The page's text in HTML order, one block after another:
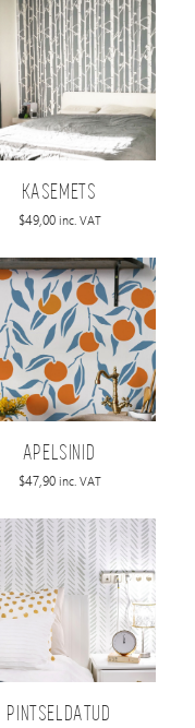
KASEMETS
$49,00 inc. VAT
APELSINID
$47,90 inc. VAT
PINTSELDATUD